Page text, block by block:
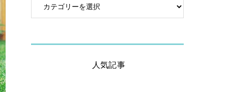
人気記事